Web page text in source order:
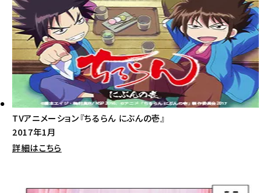
TVアニメーション『ちるらん にぶんの壱』
2017年1月
詳細はこちら